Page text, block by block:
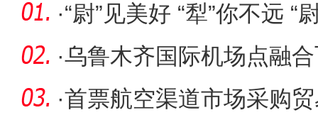
·“尉”见美好 “犁”你不远 “
·乌鲁木齐国际机场点融
运行
·首票航空渠道市场采购